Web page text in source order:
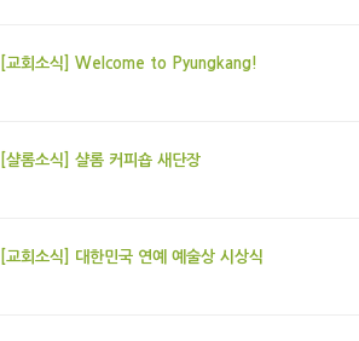
[교회소식] Welcome to Pyungkang!
[샬롬소식] 샬롬 커피숍 새단장
[교회소식] 대한민국 연예 예술상 시상식